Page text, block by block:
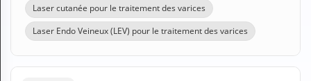
Laser cutanée pour le traitement des varices
Laser Endo Veineux (LEV) pour le traitement des varices